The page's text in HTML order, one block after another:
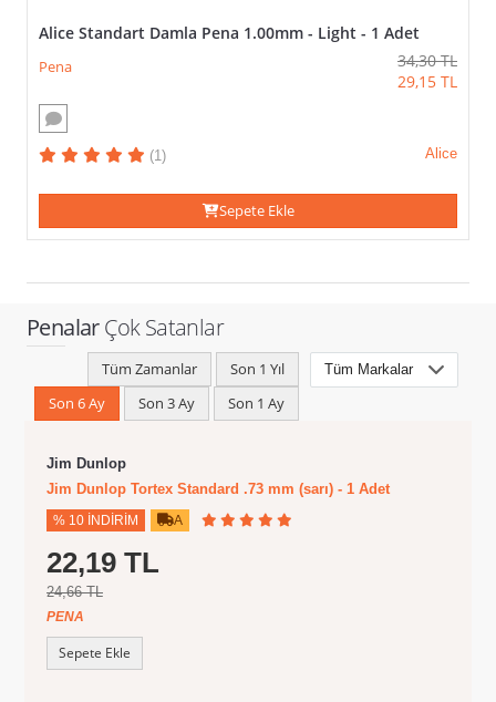
Alice Standart Damla Pena 1.00mm - Light - 1 Adet
Pena 34,30 TL
29,15 TL
(1) Alice
Sepete Ekle
PenalarÇok Satanlar
Tüm Zamanlar
Son 1 Yıl
Son 6 Ay
Son 3 Ay Son 1 Ay
Jim Dunlop
Jim Dunlop Tortex Standard .73 mm (sarı) - 1 Adet
% 10 İNDIRIM A
22,19 TL
24,66 TL
PENA
Sepete Ekle